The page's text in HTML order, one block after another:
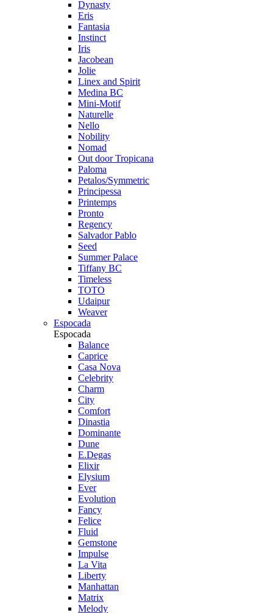
Dynasty
Eris
Fantasia
Instinct
Iris
Jacobean
Jolie
Linex and Spirit
Medina BC
Mini-Motif
Naturelle
Nello
Nobility
Nomad
Out door Tropicana
Paloma
Petalos/Symmetric
Principessa
Printemps
Pronto
Regency
Salvador Pablo
Seed
Summer Palace
Tiffany BC
Timeless
TOTO
Udaipur
Weaver
Espocada
Espocada
Balance
Caprice
Casa Nova
Celebrity
Charm
City
Comfort
Dinastia
Dominante
Dune
E.Degas
Elixir
Elysium
Ever
Evolution
Fancy
Felice
Fluid
Gemstone
Impulse
La Vita
Liberty
Manhattan
Matrix
Melody